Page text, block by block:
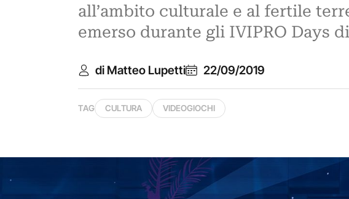
all’ambito culturale e al fertile
emerso durante gli IVIPRO Days
di Matteo Lupetti 22/09/2019
TAG CULTURA VIDEOGIOCHI